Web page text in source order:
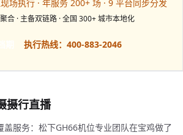
场执行 · 年服务 200+ 场 · 9 平台同步分发
合 · 主备双链路 · 全国 300+ 城市本地化
执行热线：400-883-2046
摄行直播
盖服务：松下GH66机位专业团队在宝鸡做了